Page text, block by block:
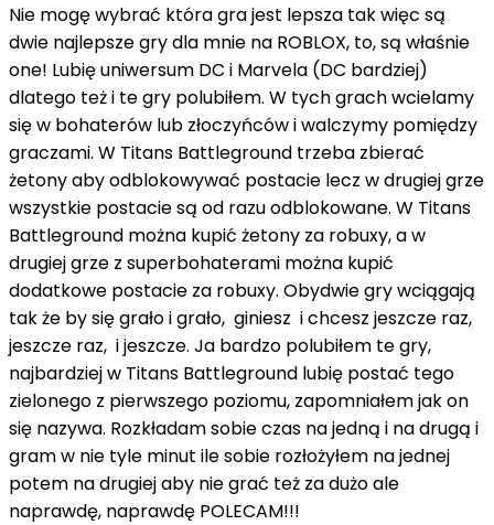
Nie mogę wybrać która gra jest lepsza tak więc są
dwie najlepsze gry dla mnie na ROBLOX, to, są właśnie
one! Lubię uniwersum DC i Marvela (DC bardziej)
dlatego też i te gry polubiłem. W tych grach wcielamy
się w bohaterów lub złoczyńców i walczymy pomiędzy
graczami. W Titans Battleground trzeba zbierać
żetony aby odblokowywać postacie lecz w drugiej grze
wszystkie postacie są od razu odblokowane. W Titans
Battleground można kupić żetony za robuxy, a w
drugiej grze z superbohaterami można kupić
dodatkowe postacie za robuxy. Obydwie gry wciągają
tak że by się grało i grało, giniesz i chcesz jeszcze raz,
jeszcze raz, i jeszcze. Ja bardzo polubiłem te gry,
najbardziej w Titans Battleground lubię postać tego
zielonego z pierwszego poziomu, zapomniałem jak on
się nazywa. Rozkładam sobie czas na jedną i na drugą i
gram w nie tyle minut ile sobie rozłożyłem na jednej
potem na drugiej aby nie grać też za dużo ale
naprawdę, naprawdę POLECAM!!!